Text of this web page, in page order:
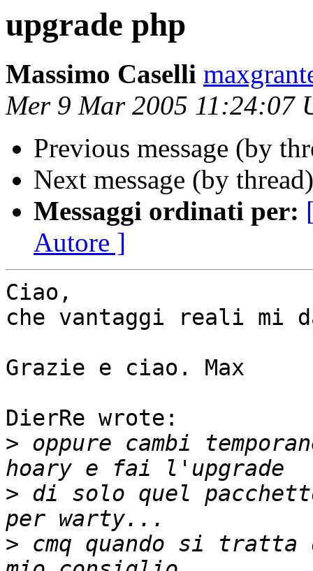
upgrade php
Massimo Caselli
Mer 9 Mar 2005 11:24:07
Previous message (by
Next message (by
Messaggi ordinati per:
Autore ]
Ciao,
che vantaggi reali mi
Grazie e ciao. Max
DierRe wrote:
> oppure cambi
> di solo quel
> cmq quando si tratta